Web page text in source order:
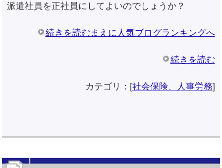
派遣社員を正社員にしてよいのでしょうか？
続きを読むまえに人気ブログランキングへ
続きを読む
カテゴリ：[社会保険、人事労務]